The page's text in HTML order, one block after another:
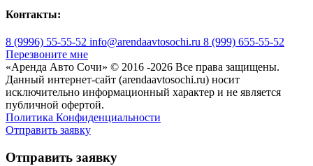
Контакты:
8 (9996) 55-55-52 info@arendaavtosochi.ru 8 (999) 655-55-52
Перезвоните мне
«Аренда Авто Сочи» © 2016 -2026 Все права защищены.
Данный интернет-сайт (arendaavtosochi.ru) носит
исключительно информационный характер и не является
публичной офертой.
Политика Конфиденциальности
Отправить заявку
Отправить заявку